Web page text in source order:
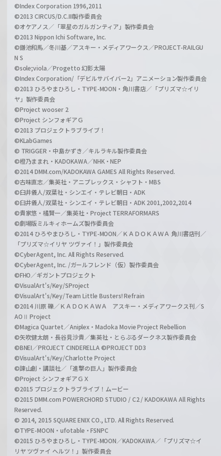
©Index Corporation 1996,2011
©2013 CIRCUS/D.C.III製作委員会
©オケアノス／「翠星のガルガンティア」製作委員会
©2013 Nippon Ichi Software, Inc.
©鎌池和馬／冬川基／アスキー・メディアワークス／PROJECT-RAILGU
N S
©sole;viola／Progetto 幻影太陽
©Index Corporation/「デビルサバイバー2」アニメーション製作委員会
©2013 ひろやまひろし・TYPE-MOON・角川書店／「プリズマ☆イリ
ヤ」製作委員会
©Project wooser 2
©Project シンフォギアＧ
©2013 プロジェクトラブライブ！
©KLabGames
© TRIGGER・中島かずき／キルラキル製作委員会
©橙乃ままれ・KADOKAWA／NHK・NEP
©2014 DMM.com/KADOKAWA GAMES All Rights Reserved.
©古味直志／集英社・アニプレックス・シャフト・MBS
©臼井儀人/双葉社・シンエイ・テレビ朝日・ADK
©臼井儀人/双葉社・シンエイ・テレビ朝日・ADK 2001,2002,2014
©貴家悠・橘賢一／集英社・Project TERRAFORMARS
©劇場版ミルキィホームズ製作委員会
©2014 ひろやまひろし・TYPE-MOON／ＫＡＤＯＫＡＷＡ 角川書店刊／
「プリズマ☆イリヤ ツヴァイ！」製作委員会
©CyberAgent, Inc. All Rights Reserved.
©CyberAgent, Inc. /ガールフレンド（仮）製作委員会
©FHO／ギガントプロジェクト
©VisualArt's/Key/SProject
©VisualArt's/Key/Team Little Busters! Refrain
©2014 川原 礫／ＫＡＤＯＫＡＷＡ アスキー・メディアワークス刊／S
AOⅡ Project
©Magica Quartet／Aniplex・Madoka Movie Project Rebellion
©矢吹健太朗・長谷見沙貴／集英社・とらぶるダークネス製作委員会
©BNEI／PROJECT CINDERELLA ©PROJECT DD3
©VisualArt's/Key/Charlotte Project
©諫山創・講談社／「進撃の巨人」製作委員会
©Project シンフォギアＧＸ
©2015 プロジェクトラブライブ！ムービー
©2015 DMM.com POWERCHORD STUDIO / C2 / KADOKAWA All Rights
Reserved.
© 2014, 2015 SQUARE ENIX CO., LTD. All Rights Reserved.
©TYPE-MOON・ufotable・FSNPC
©2015 ひろやまひろし・TYPE-MOON／KADOKAWA／「プリズマ☆イ
リヤ ツヴァイ ヘルツ！」製作委員会